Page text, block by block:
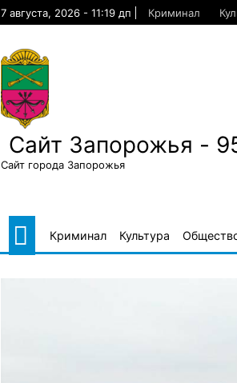
7 августа, 2026 - 11:19 дп Криминал
Сайт Запорожья -
Сайт города Запорожья
Криминал Культура